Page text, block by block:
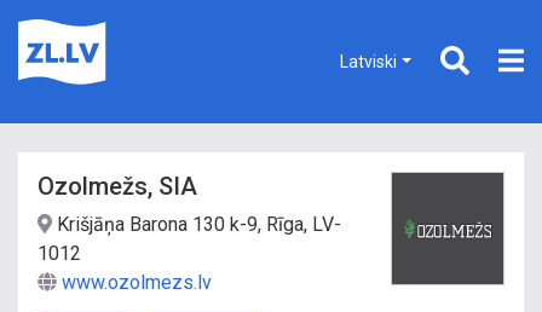
Latviski
Ozolmežs, SIA
Krišjāņa Barona 130 k-9, Rīga, LV-
1012
www.ozolmezs.lv